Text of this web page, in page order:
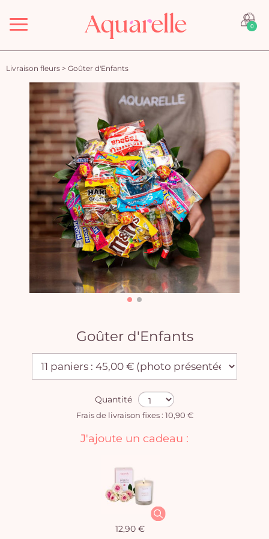
Menu 0
Livraison fleurs > Goûter d'Enfants
Goûter d'Enfants
Quantité
Frais de livraison fixes : 10,90 €
J'ajoute un cadeau :
12,90 €